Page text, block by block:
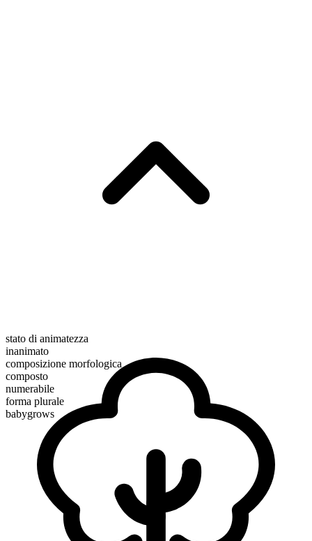
stato di animatezza
inanimato
composizione morfologica
composto
numerabile
forma plurale
babygrows